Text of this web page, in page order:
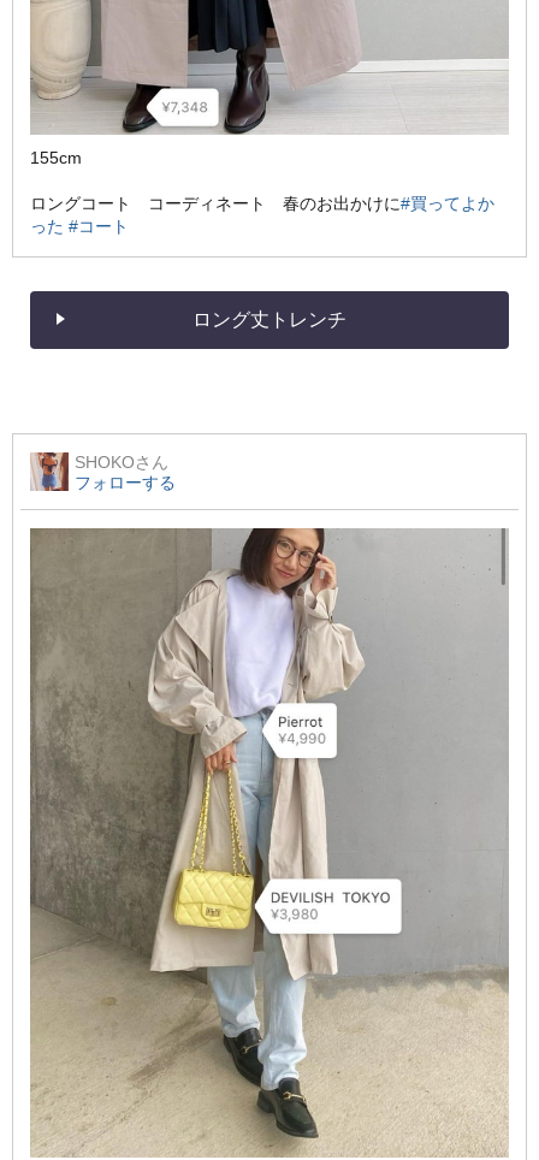
155cm
ロングコート コーディネート 春のお出かけに#買ってよか
った #コート
ロング丈トレンチ
SHOKOさん
フォローする